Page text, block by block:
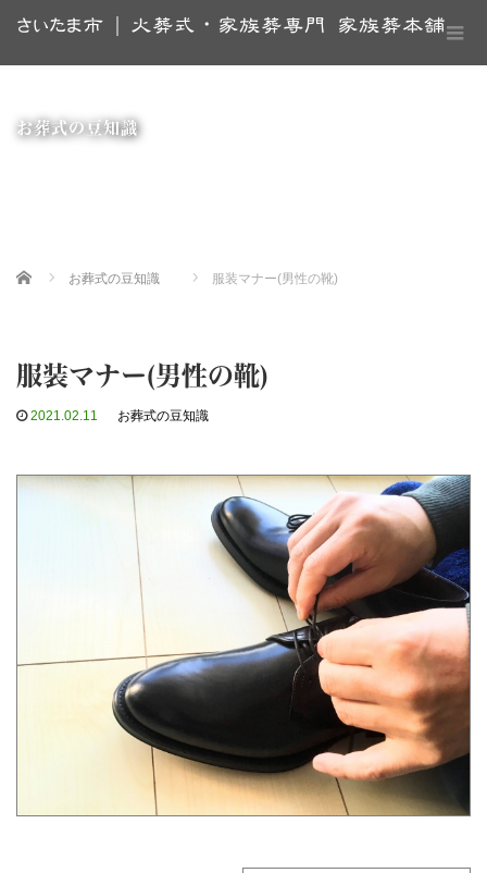
さいたま市 | 火葬式・家族葬専門 家族葬本舗
お葬式の豆知識
Home お葬式の豆知識 服装マナー(男性の靴)
服装マナー(男性の靴)
2021.02.11 お葬式の豆知識